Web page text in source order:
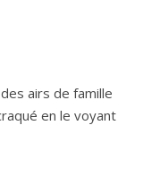
airs de famille
en le voyant